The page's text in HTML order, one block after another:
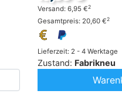
Lieferzeit: 2 - 4 Werktage
Zustand: Fabrikneu
Versand: 6,95 €2
Gesamtpreis: 20,60 €2